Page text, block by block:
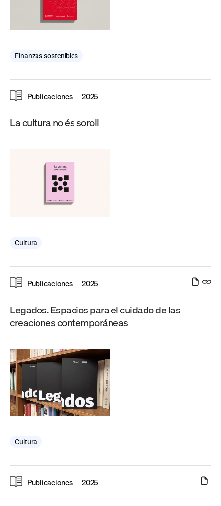
Finanzas sostenibles
Publicaciones 2025
La cultura no és soroll
Cultura
Publicaciones 2025
Legados. Espacios para el cuidado de las
creaciones contemporáneas
Cultura
Publicaciones 2025